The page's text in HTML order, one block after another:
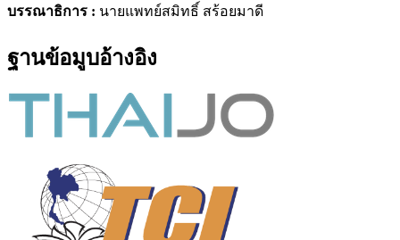
บรรณาธิการ : นายแพทย์สมิทธิ์ สร้อยมาดี
ฐานข้อมูบอ้างอิง